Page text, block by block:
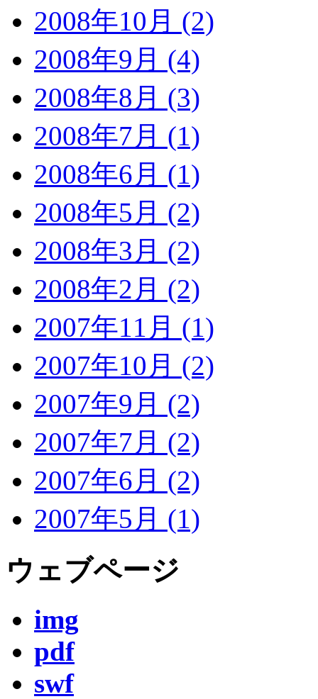
2008年10月 (2)
2008年9月 (4)
2008年8月 (3)
2008年7月 (1)
2008年6月 (1)
2008年5月 (2)
2008年3月 (2)
2008年2月 (2)
2007年11月 (1)
2007年10月 (2)
2007年9月 (2)
2007年7月 (2)
2007年6月 (2)
2007年5月 (1)
ウェブページ
img
pdf
swf